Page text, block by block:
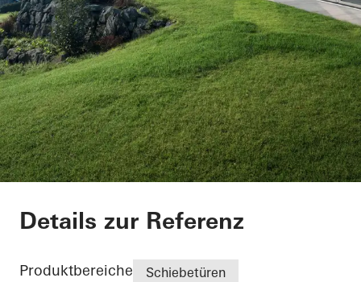
Private Home
Details zur Referenz
Produktbereiche Schiebetüren